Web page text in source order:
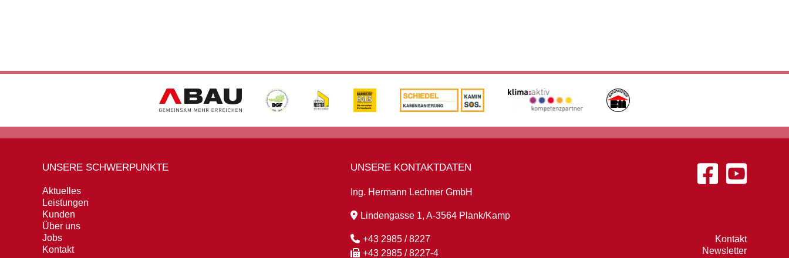
UNSERE SCHWERPUNKTE
Aktuelles
Leistungen
Kunden
Über uns
Jobs
Kontakt
UNSERE KONTAKTDATEN
Ing. Hermann Lechner GmbH
Lindengasse 1, A-3564 Plank/Kamp
+43 2985 / 8227
+43 2985 / 8227-4
Kontakt
Newsletter